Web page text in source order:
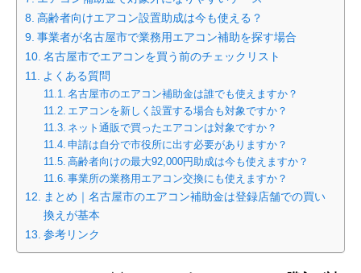
高齢者向けエアコン設置助成は今も使える？
事業者が名古屋市で業務用エアコン補助を探す場合
名古屋市でエアコンを買う前のチェックリスト
よくある質問
名古屋市のエアコン補助金は誰でも使えますか？
エアコンを新しく設置する場合も対象ですか？
ネット通販で買ったエアコンは対象ですか？
申請は自分で市役所に出す必要がありますか？
高齢者向けの最大92,000円助成は今も使えますか？
事業所の業務用エアコン交換にも使えますか？
まとめ｜名古屋市のエアコン補助金は登録店舗での買い
換えが基本
参考リンク